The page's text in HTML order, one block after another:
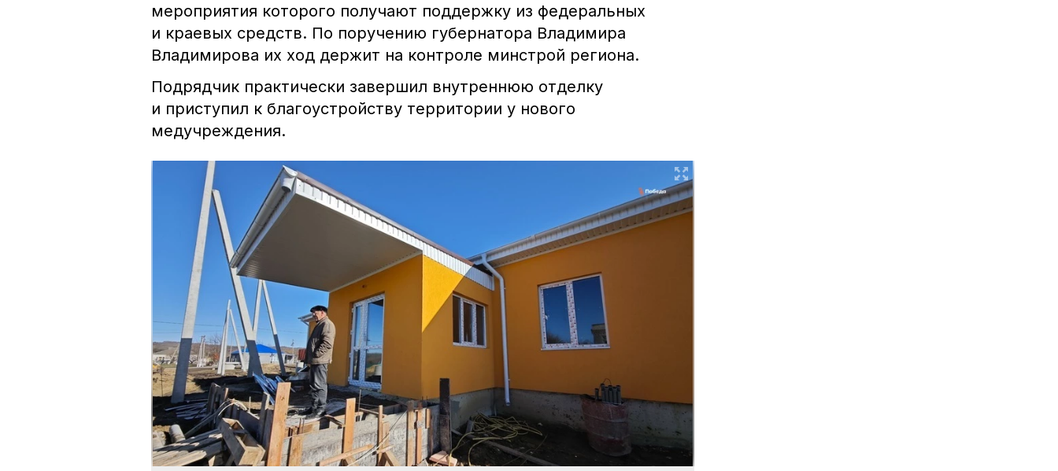
мероприятия которого получают поддержку из федеральных
и краевых средств. По поручению губернатора Владимира
Владимирова их ход держит на контроле минстрой региона.
Подрядчик практически завершил внутреннюю отделку
и приступил к благоустройству территории у нового
медучреждения.